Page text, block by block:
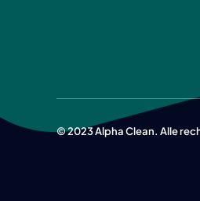
© 2023 Alpha Clean. Alle